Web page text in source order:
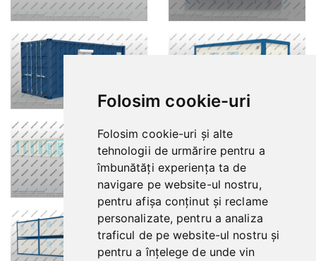
Folosim cookie-uri
Folosim cookie-uri și alte
tehnologii de urmărire pentru a
îmbunătăți experiența ta de
navigare pe website-ul nostru,
pentru afișa conținut și reclame
personalizate, pentru a analiza
traficul de pe website-ul nostru și
pentru a înțelege de unde vin